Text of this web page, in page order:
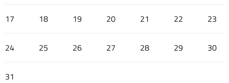
17 18 19 20 21 22 23
24 25 26 27 28 29 30
31